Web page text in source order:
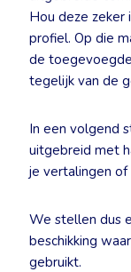
Hou deze zeker
profiel. Op die
de
tegelijk van de
In een volgend
uitgebreid met
je vertalingen of
We stellen dus
beschikking
gebruikt.